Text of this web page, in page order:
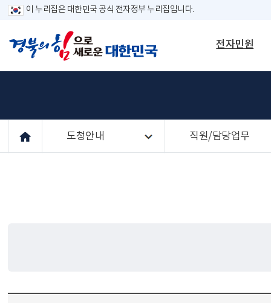
이 누리집은 대한민국 공식 전자정부 누리집입니다.
전자민원
도청안내 직원/담당업무